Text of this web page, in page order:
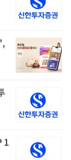
1